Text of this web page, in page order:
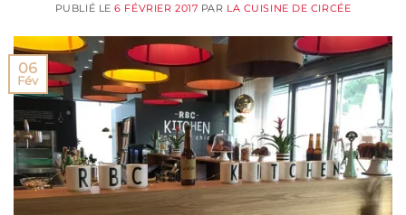
PUBLIÉ LE6 FÉVRIER 2017 PAR LA CUISINE DE CIRCÉE
06
Fév